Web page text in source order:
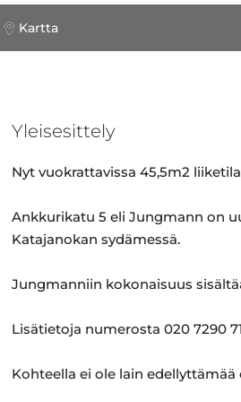
Kartta
Yleisesittely
Nyt vuokrattavissa 45,5m2
Ankkurikatu 5 eli Jungmann on
Katajanokan sydämessä.
Jungmanniin kokonaisuus
Lisätietoja numerosta 020 7290
Kohteella ei ole lain